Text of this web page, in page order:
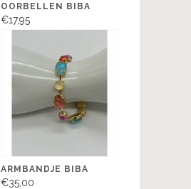
OORBELLEN BIBA
€17,95
ARMBANDJE BIBA
€35,00